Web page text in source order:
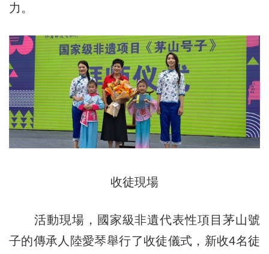
力。
收徒現場
活動現場，國家級非遺代表性項目茅山號
子的傳承人陸愛琴舉行了收徒儀式，新收4名徒